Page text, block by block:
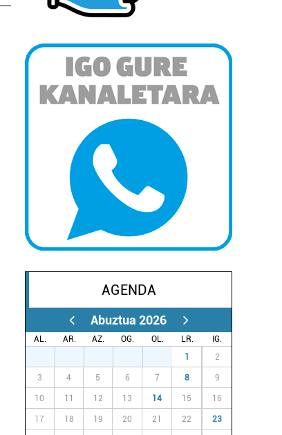
AGENDA
Abuztua 2026
AL. AR. AZ. OG. OL. LR.
IG.
1 2
3 4 5 6 7 8 9
10 11 12 13 14 15 16
17 18 19 20 21 22 23